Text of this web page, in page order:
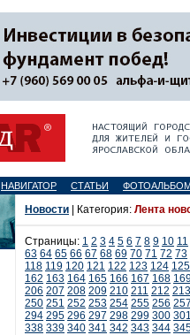
НАВИГАТОР СТАТЬИ
Новости | Категория: Лента
Страницы: 1 2 3 4 5 6 7 8 9 10 11
63 64 65 66 67 68 69 70 71 72 73
118 119 120 121 122 123 124 125
162 163 164 165 166 167 168
206 207 208 209 210 211 212 213
250 251 252 253 254 255 256 257
294 295 296 297 298 299 300 301
338 339 340 341 342 343 344